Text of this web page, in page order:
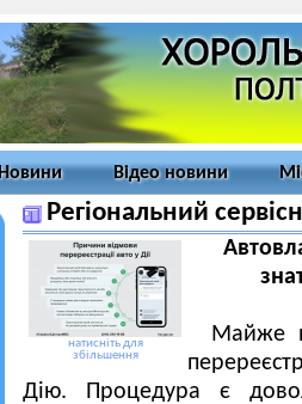
Новини Відео новини
Регіональний
натисніть для
збільшення
Майже
Дію. Процедура є